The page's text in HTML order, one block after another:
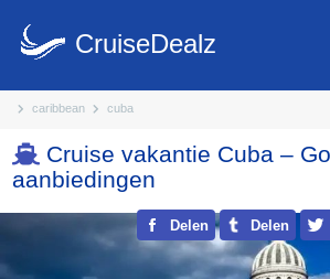
caribbean cuba
CruiseDealz
Cruise vakantie Cuba –
aanbiedingen
Delen Delen